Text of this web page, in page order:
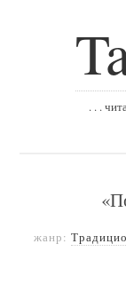
. . .
жанр: